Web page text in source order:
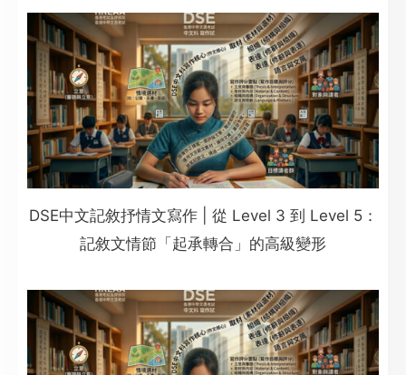
DSE中文記敘抒情文寫作 | 從 Level 3 到 Level 5：
記敘文情節「起承轉合」的高級變形